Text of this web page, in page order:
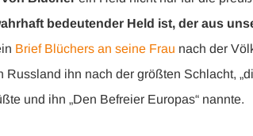
bedeutender Held ist, der aus
Brief Blüchers an seine Frau nach der
ihn nach der größten Schlacht,
und ihn „Den Befreier Europas“ nannte.